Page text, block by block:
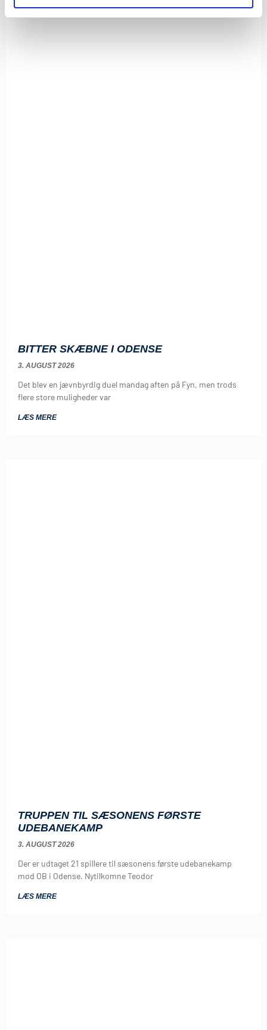
BITTER SKÆBNE I ODENSE
3. AUGUST 2026
Det blev en jævnbyrdig duel mandag aften på Fyn, men trods
flere store muligheder var
LÆS MERE
TRUPPEN TIL SÆSONENS FØRSTE
UDEBANEKAMP
3. AUGUST 2026
Der er udtaget 21 spillere til sæsonens første udebanekamp
mod OB i Odense. Nytilkomne Teodor
LÆS MERE